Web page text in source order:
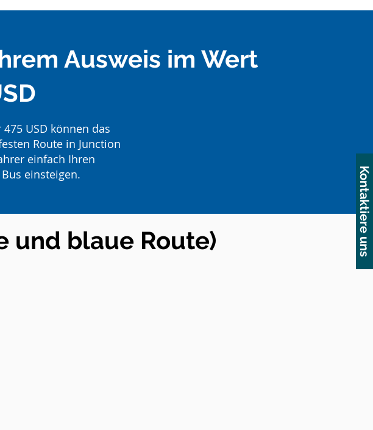
Kontaktiere uns
Ausweis im Wert
USD können das
Route in Junction
einfach Ihren
einsteigen.
und blaue Route)